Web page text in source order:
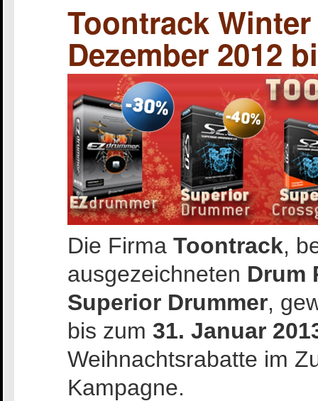
Toontrack
Dezember 2012
Die Firma Toontrack,
ausgezeichneten Drum
Superior Drummer,
bis zum 31. Januar
Weihnachtsrabatte im
Kampagne.